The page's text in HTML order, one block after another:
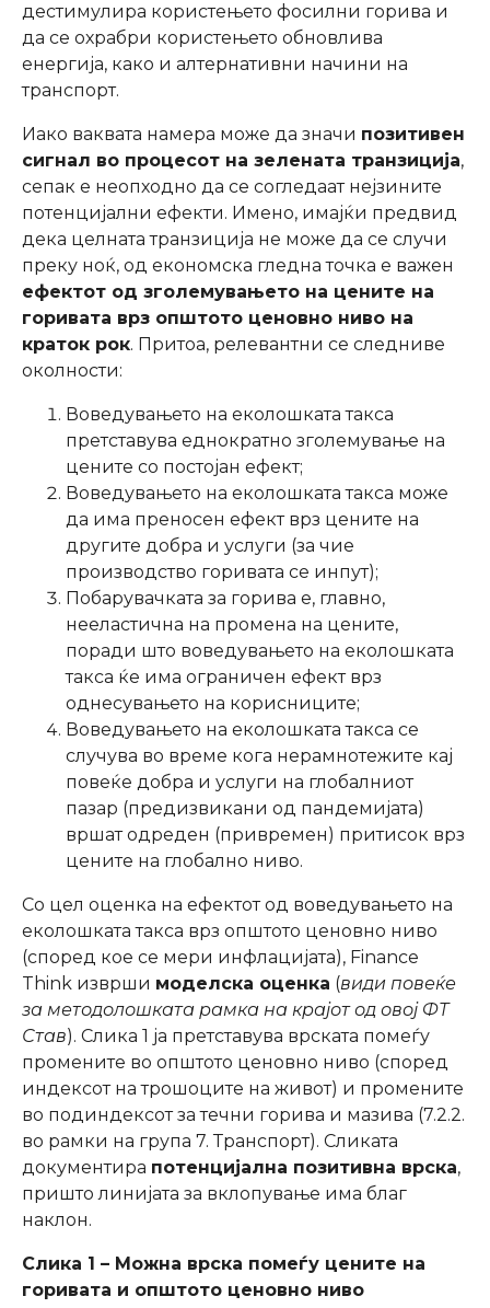
дестимулира користењето фосилни горива и
да се охрабри користењето обновлива
енергија, како и алтернативни начини на
транспорт.
Иако ваквата намера може да значи позитивен
сигнал во процесот на зелената транзиција,
сепак е неопходно да се согледаат нејзините
потенцијални ефекти. Имено, имајќи предвид
дека целната транзиција не може да се случи
преку ноќ, од економска гледна точка е важен
ефектот од зголемувањето на цените на
горивата врз општото ценовно ниво на
краток рок. Притоа, релевантни се следниве
околности:
Воведувањето на еколошката такса
претставува еднократно зголемување на
цените со постојан ефект;
Воведувањето на еколошката такса може
да има преносен ефект врз цените на
другите добра и услуги (за чие
произвoдство горивата се инпут);
Побарувачката за горива е, главно,
нееластична на промена на цените,
поради што воведувањето на еколошката
такса ќе има ограничен ефект врз
однесувањето на корисниците;
Воведувањето на еколошката такса се
случува во време кога нерамнотежите кај
повеќе добра и услуги на глобалниот
пазар (предизвикани од пандемијата)
вршат одреден (привремен) притисок врз
цените на глобално ниво.
Со цел оценка на ефектот од воведувањето на
еколошката такса врз општото ценовно ниво
(според кое се мери инфлацијата), Finance
Think изврши моделска оценка (види повеќе
за методолошката рамка на крајот од овој ФТ
Став). Слика 1 ја претставува врската помеѓу
промените во општото ценовно ниво (според
индексот на трошоците на живот) и промените
во подиндексот за течни горива и мазива (7.2.2.
во рамки на група 7. Транспорт). Сликата
документира потенцијална позитивна врска,
пришто линијата за вклопување има благ
наклон.
Слика 1 – Можна врска помеѓу цените на
горивата и општото ценовно ниво